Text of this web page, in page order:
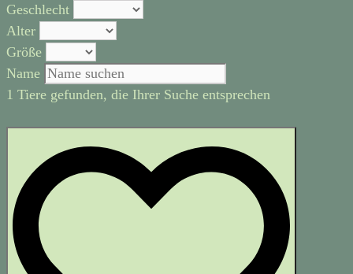
Geschlecht
Alter
Größe
Name
1 Tiere gefunden, die Ihrer Suche entsprechen